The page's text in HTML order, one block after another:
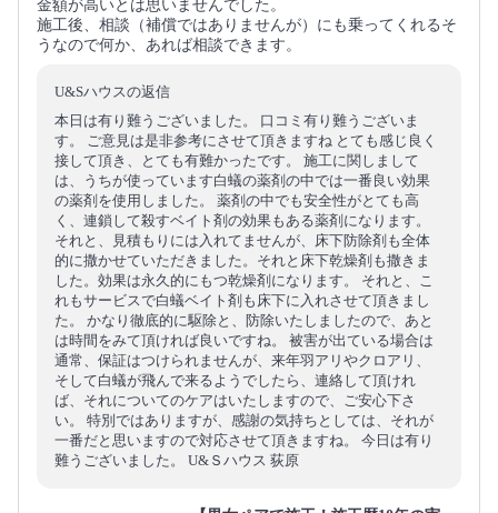
金額が高いとは思いませんでした。
施工後、相談（補償ではありませんが）にも乗ってくれるそ
うなので何か、あれば相談できます。
U&Sハウスの返信
本日は有り難うございました。 口コミ有り難うございま
す。 ご意見は是非参考にさせて頂きますね とても感じ良く
接して頂き、とても有難かったです。 施工に関しまして
は、うちが使っています白蟻の薬剤の中では一番良い効果
の薬剤を使用しました。 薬剤の中でも安全性がとても高
く、連鎖して殺すベイト剤の効果もある薬剤になります。
それと、見積もりには入れてませんが、床下防除剤も全体
的に撒かせていただきました。それと床下乾燥剤も撒きま
した。効果は永久的にもつ乾燥剤になります。 それと、こ
れもサービスで白蟻ベイト剤も床下に入れさせて頂きまし
た。 かなり徹底的に駆除と、防除いたしましたので、あと
は時間をみて頂ければ良いですね。 被害が出ている場合は
通常、保証はつけられませんが、来年羽アリやクロアリ、
そして白蟻が飛んで来るようでしたら、連絡して頂けれ
ば、それについてのケアはいたしますので、ご安心下さ
い。 特別ではありますが、感謝の気持ちとしては、それが
一番だと思いますので対応させて頂きますね。 今日は有り
難うございました。 U&Ｓハウス 荻原